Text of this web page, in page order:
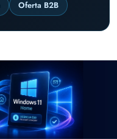
Oferta B2B